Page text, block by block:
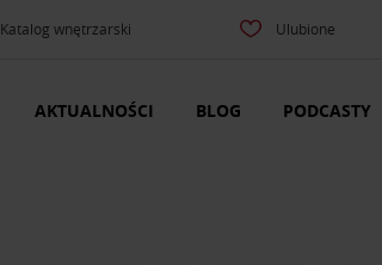
Katalog wnętrzarski Ulubione
AKTUALNOŚCI BLOG PODCASTY